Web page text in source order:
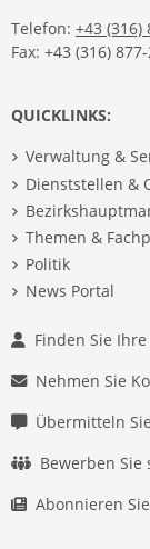
Telefon: +43 (316)
Fax: +43 (316)
QUICKLINKS:
Verwaltung &
Dienststellen &
Themen &
Politik
News Portal
Finden Sie
Nehmen Sie
Übermitteln
Bewerben Sie
Abonnieren